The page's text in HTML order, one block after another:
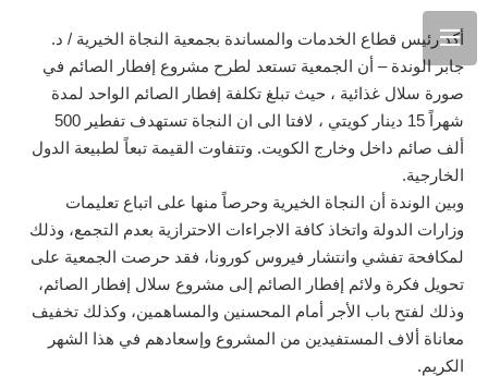
أكد رئيس قطاع الخدمات والمساندة بجمعية النجاة الخيرية / د.
جابر الوندة – أن الجمعية تستعد لطرح مشروع إفطار الصائم في
صورة سلال غذائية ، حيث تبلغ تكلفة إفطار الصائم الواحد لمدة
شهراً 15 دينار كويتي ، لافتا الى ان النجاة تستهدف تفطير 500
ألف صائم داخل وخارج الكويت. وتتفاوت القيمة تبعاً لطبيعة الدول
الخارجية.
وبين الوندة أن النجاة الخيرية وحرصاً منها على اتباع تعليمات
وزارات الدولة واتخاذ كافة الاجراءات الاحترازية بعدم التجمع، وذلك
لمكافحة تفشي وانتشار فيروس كورونا، فقد حرصت الجمعية على
تحويل فكرة ولائم إفطار الصائم إلى مشروع سلال إفطار الصائم،
وذلك لفتح باب الأجر أمام المحسنين والمساهمين، وكذلك تخفيف
معاناة ألاف المستفيدين من المشروع وإسعادهم في هذا الشهر
الكريم.